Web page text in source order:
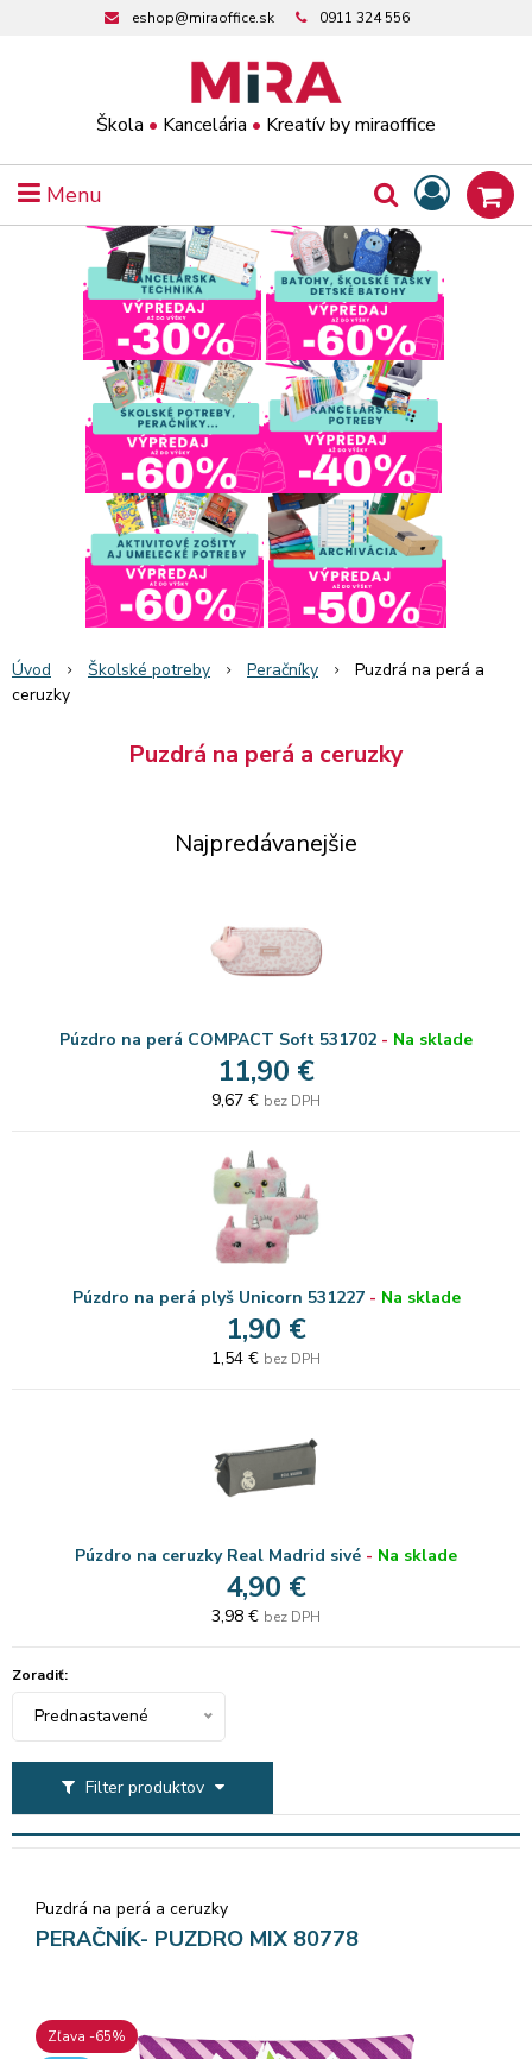
Škola • Kancelária • Kreatív by miraoffice
eshop@miraoffice.sk 0911 324 556
Menu
Úvod Školské potreby Peračníky
Puzdrá na perá a
ceruzky
Puzdrá na perá a ceruzky
Najpredávanejšie
Púzdro na perá COMPACT Soft 531702 - Na sklade
11,90 €
9,67 € bez DPH
Púzdro na perá plyš Unicorn 531227- Na sklade
1,90 €
1,54 € bez DPH
Púzdro na ceruzky Real Madrid sivé - Na sklade
4,90 €
3,98 € bez DPH
Filter produktov
Zoradiť:
Prednastavené
Puzdrá na perá a ceruzky
PERAČNÍK- PUZDRO MIX 80778
Zľava -65%